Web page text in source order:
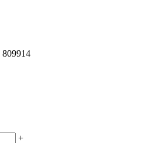
809914
+